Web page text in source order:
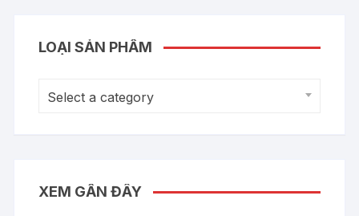
LOẠI SẢN PHẨM
Select a category
XEM GẦN ĐÂY